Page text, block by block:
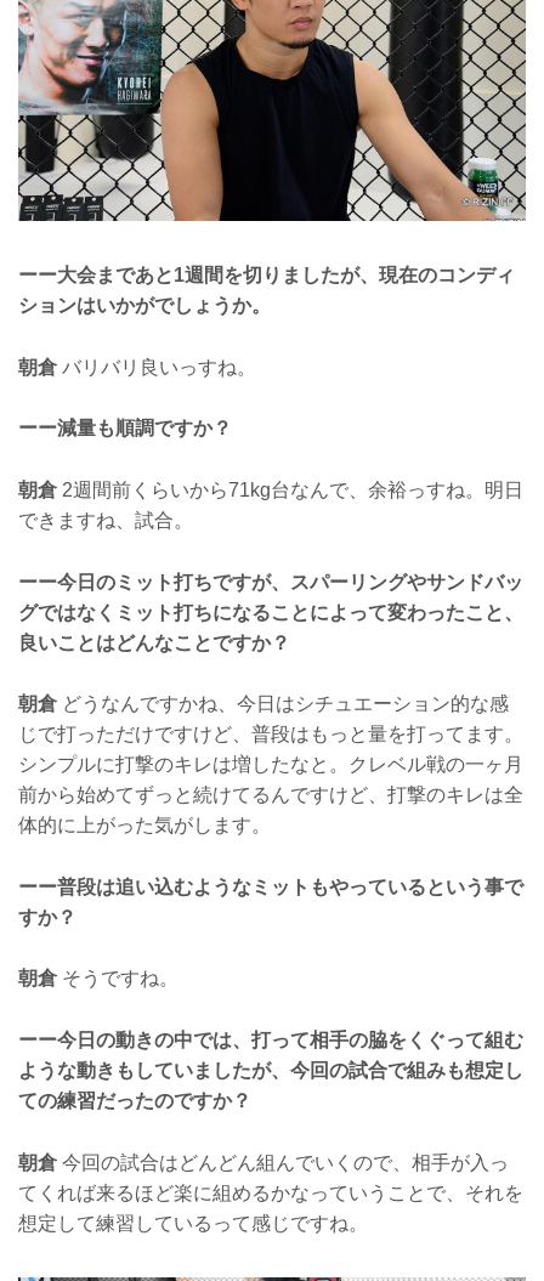
ーー大会まであと1週間を切りましたが、現在のコンディ
ションはいかがでしょうか。
朝倉バリバリ良いっすね。
ーー減量も順調ですか？
朝倉2週間前くらいから71kg台なんで、余裕っすね。明日
できますね、試合。
ーー今日のミット打ちですが、スパーリングやサンドバッ
グではなくミット打ちになることによって変わったこと、
良いことはどんなことですか？
朝倉どうなんですかね、今日はシチュエーション的な感
じで打っただけですけど、普段はもっと量を打ってます。
シンプルに打撃のキレは増したなと。クレベル戦の一ヶ月
前から始めてずっと続けてるんですけど、打撃のキレは全
体的に上がった気がします。
ーー普段は追い込むようなミットもやっているという事で
すか？
朝倉そうですね。
ーー今日の動きの中では、打って相手の脇をくぐって組む
ような動きもしていましたが、今回の試合で組みも想定し
ての練習だったのですか？
朝倉今回の試合はどんどん組んでいくので、相手が入っ
てくれば来るほど楽に組めるかなっていうことで、それを
想定して練習しているって感じですね。